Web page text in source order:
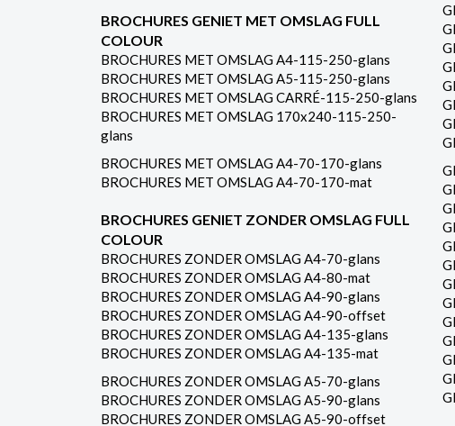
BROCHURES GENIET MET OMSLAG FULL
COLOUR
BROCHURES MET OMSLAG A4-115-250-glans
BROCHURES MET OMSLAG A5-115-250-glans
BROCHURES MET OMSLAG CARRÉ-115-250-glans
BROCHURES MET OMSLAG 170x240-115-250-
glans
BROCHURES MET OMSLAG A4-70-170-glans
BROCHURES MET OMSLAG A4-70-170-mat
BROCHURES GENIET ZONDER OMSLAG FULL
COLOUR
BROCHURES ZONDER OMSLAG A4-70-glans
BROCHURES ZONDER OMSLAG A4-80-mat
BROCHURES ZONDER OMSLAG A4-90-glans
BROCHURES ZONDER OMSLAG A4-90-offset
BROCHURES ZONDER OMSLAG A4-135-glans
BROCHURES ZONDER OMSLAG A4-135-mat
BROCHURES ZONDER OMSLAG A5-70-glans
BROCHURES ZONDER OMSLAG A5-90-glans
BROCHURES ZONDER OMSLAG A5-90-offset